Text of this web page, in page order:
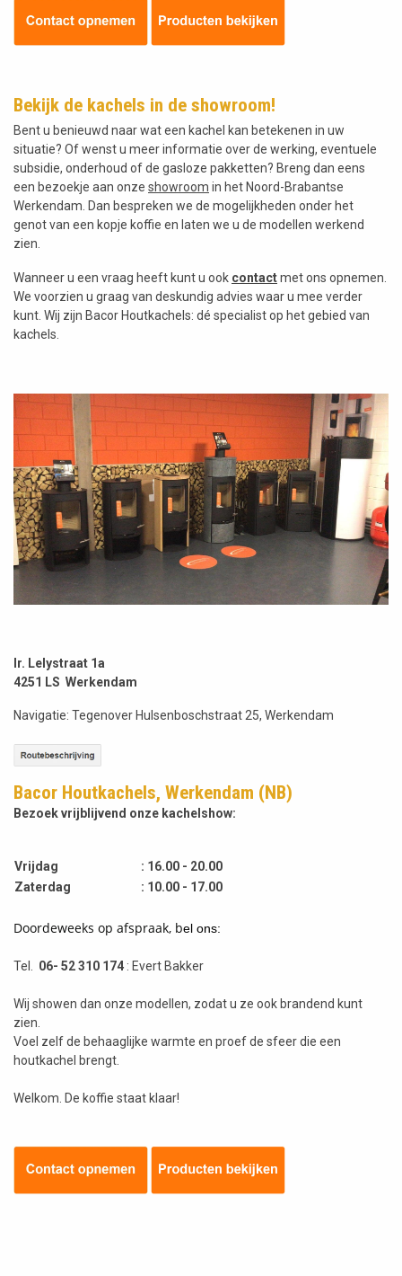
Bekijk de kachels in de showroom!
Bent u benieuwd naar wat een kachel kan betekenen in uw
situatie? Of wenst u meer informatie over de werking, eventuele
subsidie, onderhoud of de gasloze pakketten? Breng dan eens
een bezoekje aan onze showroom in het Noord-Brabantse
Werkendam. Dan bespreken we de mogelijkheden onder het
genot van een kopje koffie en laten we u de modellen werkend
zien.
Wanneer u een vraag heeft kunt u ook contactmet ons opnemen.
We voorzien u graag van deskundig advies waar u mee verder
kunt. Wij zijn Bacor Houtkachels: dé specialist op het gebied van
kachels.
Ir. Lelystraat 1a
4251 LS Werkendam
Navigatie: Tegenover Hulsenboschstraat 25, Werkendam
Bacor Houtkachels, Werkendam (NB)
Bezoek vrijblijvend onze kachelshow:
Vrijdag
: 16.00 - 20.00
Zaterdag
: 10.00 - 17.00
Doordeweeks op afspraak, bel ons:
Tel. 06- 52 310 174 : Evert Bakker
Wij showen dan onze modellen, zodat u ze ook brandend kunt
zien.
Voel zelf de behaaglijke warmte en proef de sfeer die een
houtkachel brengt.
Welkom. De koffie staat klaar!